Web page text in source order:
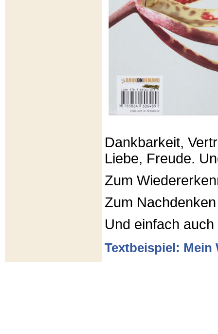
Dankbarkeit,
Liebe, Freude.
Zum
Zum Nachdenken
Und einfach
Textbeispiel: Mein